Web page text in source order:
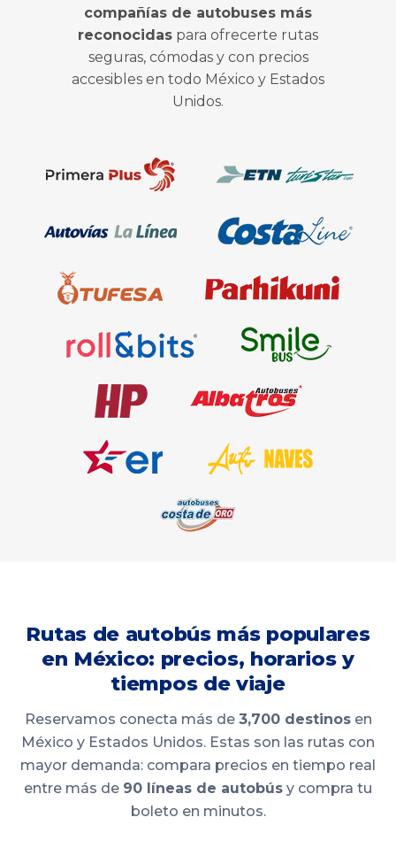
compañías de autobuses más
reconocidas para ofrecerte rutas
seguras, cómodas y con precios
accesibles en todo México y Estados
Unidos.
Rutas de autobús más populares
en México: precios, horarios y
tiempos de viaje
Reservamos conecta más de 3,700 destinosen
México y Estados Unidos. Estas son las rutas con
mayor demanda: compara precios en tiempo real
entre más de 90 líneas de autobús y compra tu
boleto en minutos.